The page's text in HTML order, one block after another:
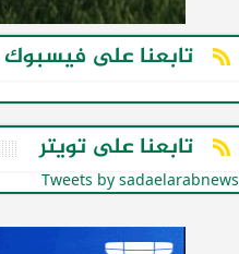
تابعنا على فيسبوك
تابعنا على تويتر
Tweets by sadaelarabnews